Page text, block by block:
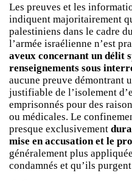
Les preuves et les
indiquent majoritairement
palestiniens dans le cadre
l’armée israélienne n’est
aveux concernant un délit
renseignements sous
aucune preuve démontrant
justifiable de l’isolement
emprisonnés pour des
ou médicales. Le
presque exclusivement
mise en accusation et le
généralement plus
condamnés et qu’ils